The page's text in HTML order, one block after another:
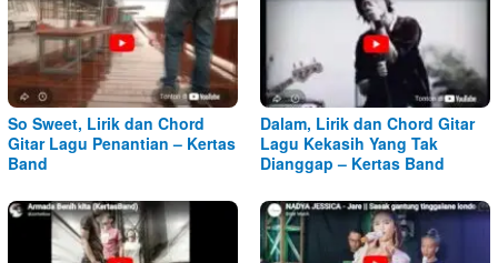
So Sweet, Lirik dan Chord
Gitar Lagu Penantian – Kertas
Band
Dalam, Lirik dan Chord Gitar
Lagu Kekasih Yang Tak
Dianggap – Kertas Band